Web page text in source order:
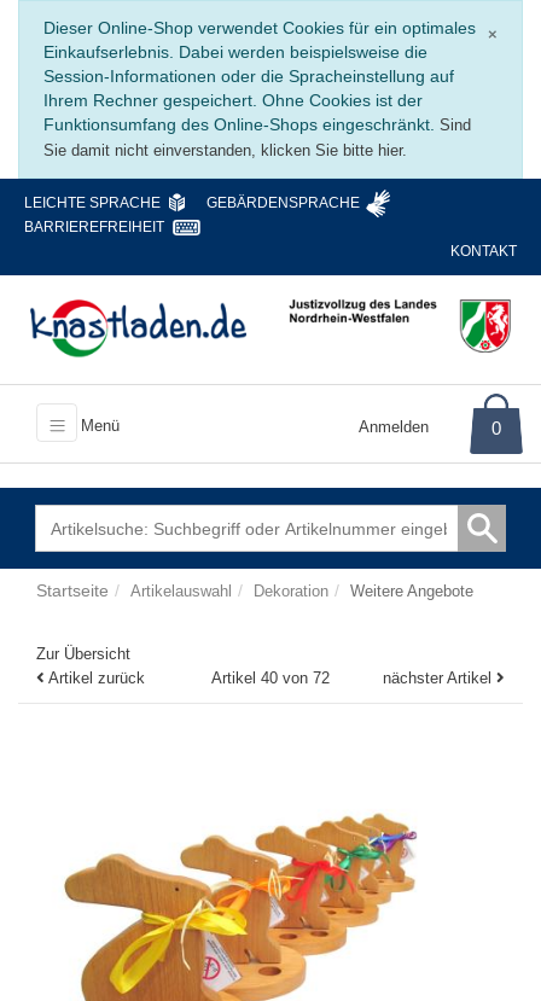
×
Dieser Online-Shop verwendet Cookies für ein optimales
Einkaufserlebnis. Dabei werden beispielsweise die
Session-Informationen oder die Spracheinstellung auf
Ihrem Rechner gespeichert. Ohne Cookies ist der
Funktionsumfang des Online-Shops eingeschränkt. Sind
Sie damit nicht einverstanden, klicken Sie bitte hier.
LEICHTE SPRACHE
GEBÄRDENSPRACHE
BARRIEREFREIHEIT
KONTAKT
Menü Anmelden 0
Startseite Artikelauswahl Dekoration Weitere Angebote
Zur Übersicht
Artikel zurück
Artikel 40 von 72 nächster Artikel